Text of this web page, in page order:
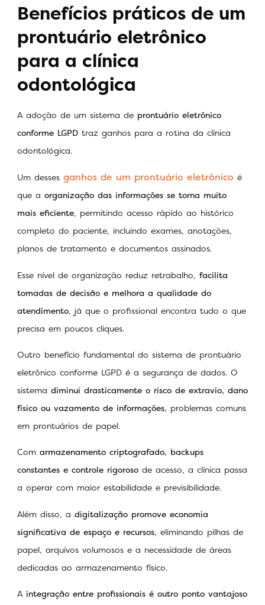
Benefícios práticos de um
prontuário eletrônico
para a clínica
odontológica
A adoção de um sistema de prontuário eletrônico
conforme LGPD traz ganhos para a rotina da clínica
odontológica.
Um desses ganhos de um prontuário eletrônico é
que a organização das informações se torna muito
mais eficiente, permitindo acesso rápido ao histórico
completo do paciente, incluindo exames, anotações,
planos de tratamento e documentos assinados.
Esse nível de organização reduz retrabalho, facilita
tomadas de decisão e melhora a qualidade do
atendimento, já que o profissional encontra tudo o que
precisa em poucos cliques.
Outro benefício fundamental do sistema de prontuário
eletrônico conforme LGPD é a segurança de dados. O
sistema diminui drasticamente o risco de extravio, dano
físico ou vazamento de informações, problemas comuns
em prontuários de papel.
Com armazenamento criptografado, backups
constantes e controle rigoroso de acesso, a clínica passa
a operar com maior estabilidade e previsibilidade.
Além disso, a digitalização promove economia
significativa de espaço e recursos, eliminando pilhas de
papel, arquivos volumosos e a necessidade de áreas
dedicadas ao armazenamento físico.
A integração entre profissionais é outro ponto vantajoso